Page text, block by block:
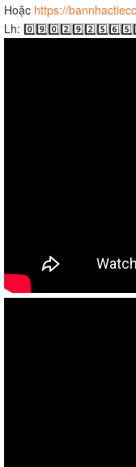
Hoặc https://
Lh: